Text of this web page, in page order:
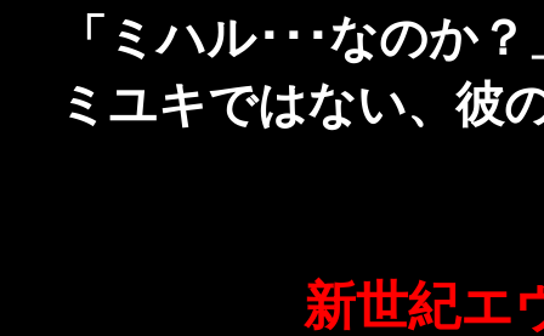
「ミハル･･･なのか？
ミユキではない、彼
新世紀エ